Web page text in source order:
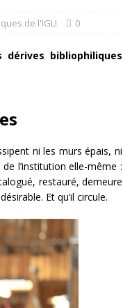
de l'IGLI 0
bibliophiliques
ni les murs épais, ni
l’institution elle-même :
restauré, demeure
Et qu’il circule.